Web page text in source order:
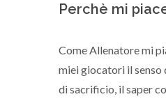
Perchè mi
Come Allenatore mi
miei giocatori il senso
di sacrificio, il saper